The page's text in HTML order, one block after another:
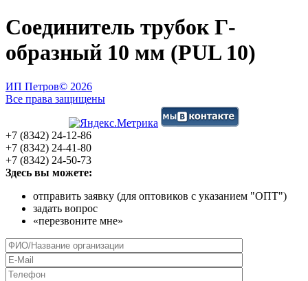
Соединитель трубок Г-
образный 10 мм (PUL 10)
ИП Петров© 2026
Все права защищены
+7 (8342) 24-12-86
+7 (8342) 24-41-80
+7 (8342) 24-50-73
Здесь вы можете:
отправить заявку (для оптовиков с указанием "ОПТ")
задать вопрос
«перезвоните мне»